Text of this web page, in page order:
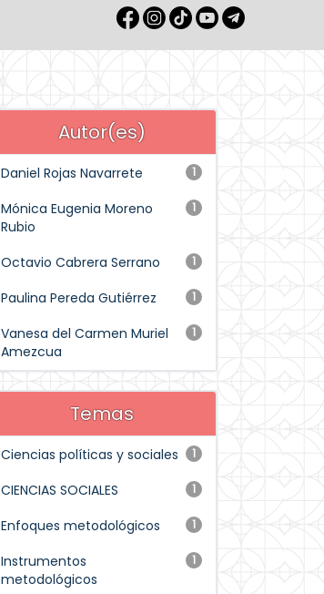
Autor(es)
1
Daniel Rojas Navarrete
1
Mónica Eugenia Moreno
Rubio
1
Octavio Cabrera Serrano
1
Paulina Pereda Gutiérrez
1
Vanesa del Carmen Muriel
Amezcua
Temas
1
Ciencias políticas y sociales
1
CIENCIAS SOCIALES
1
Enfoques metodológicos
1
Instrumentos
metodológicos